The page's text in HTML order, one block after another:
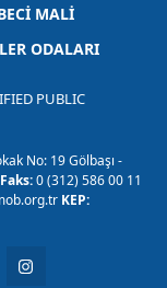
MALİ
ODALARI
PUBLIC
No: 19 Gölbaşı -
Faks:0 (312) 586 00 11
KEP: